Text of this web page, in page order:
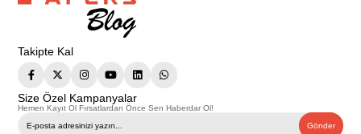
Takipte Kal
Size Özel Kampanyalar
Hemen Kayıt Ol Fırsatlardan Önce Sen Haberdar Ol!
Gönder